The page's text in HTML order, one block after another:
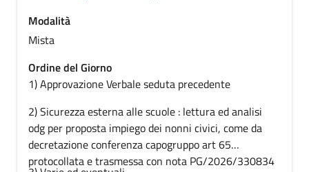
Modalità
Mista
Ordine del Giorno
1) Approvazione Verbale seduta precedente
2) Sicurezza esterna alle scuole : lettura ed analisi
odg per proposta impiego dei nonni civici, come da
decretazione conferenza capogruppo art 65
protocollata e trasmessa con nota PG/2026/330834